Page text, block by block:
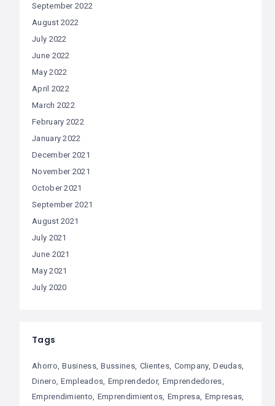
September 2022
August 2022
July 2022
June 2022
May 2022
April 2022
March 2022
February 2022
January 2022
December 2021
November 2021
October 2021
September 2021
August 2021
July 2021
June 2021
May 2021
July 2020
Tags
Ahorro Business Bussines Clientes Company Deudas
Dinero Empleados Emprendedor Emprendedores
Emprendimiento Emprendimientos Empresa Empresas